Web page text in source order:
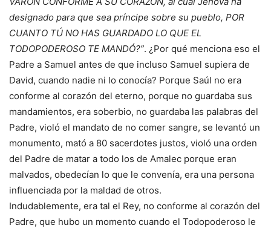
designado para que sea príncipe sobre su pueblo, POR
CUANTO TÚ NO HAS GUARDADO LO QUE EL
TODOPODEROSO TE MANDÓ?”. ¿Por qué menciona eso el
Padre a Samuel antes de que incluso Samuel supiera de
David, cuando nadie ni lo conocía? Porque Saúl no era
conforme al corazón del eterno, porque no guardaba sus
mandamientos, era soberbio, no guardaba las palabras del
Padre, violó el mandato de no comer sangre, se levantó un
monumento, mató a 80 sacerdotes justos, violó una orden
del Padre de matar a todo los de Amalec porque eran
malvados, obedecían lo que le convenía, era una persona
influenciada por la maldad de otros.
Indudablemente, era tal el Rey, no conforme al corazón del
Padre, que hubo un momento cuando el Todopoderoso le